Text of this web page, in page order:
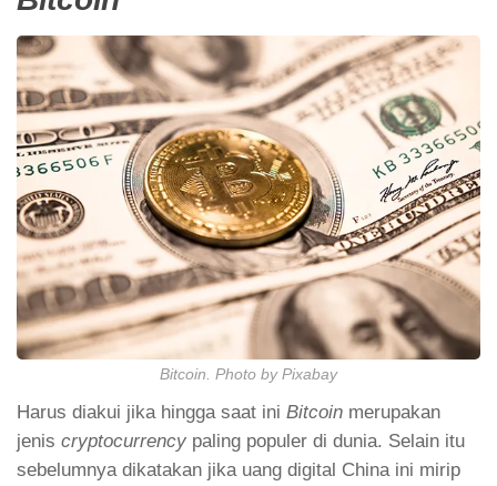
Bitcoin. Photo by Pixabay
Harus diakui jika hingga saat ini Bitcoin merupakan
jenis cryptocurrency paling populer di dunia. Selain itu
sebelumnya dikatakan jika uang digital China ini mirip